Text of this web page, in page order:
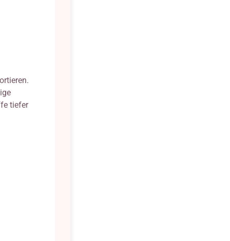
tiefer